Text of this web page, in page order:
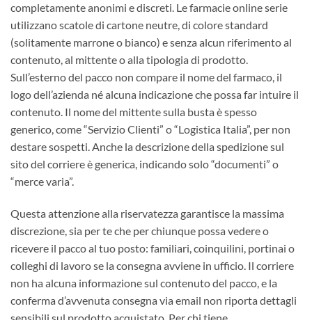
completamente anonimi e discreti. Le farmacie online serie
utilizzano scatole di cartone neutre, di colore standard
(solitamente marrone o bianco) e senza alcun riferimento al
contenuto, al mittente o alla tipologia di prodotto.
Sull’esterno del pacco non compare il nome del farmaco, il
logo dell’azienda né alcuna indicazione che possa far intuire il
contenuto. Il nome del mittente sulla busta è spesso
generico, come “Servizio Clienti” o “Logistica Italia”, per non
destare sospetti. Anche la descrizione della spedizione sul
sito del corriere è generica, indicando solo “documenti” o
“merce varia”.
Questa attenzione alla riservatezza garantisce la massima
discrezione, sia per te che per chiunque possa vedere o
ricevere il pacco al tuo posto: familiari, coinquilini, portinai o
colleghi di lavoro se la consegna avviene in ufficio. Il corriere
non ha alcuna informazione sul contenuto del pacco, e la
conferma d’avvenuta consegna via email non riporta dettagli